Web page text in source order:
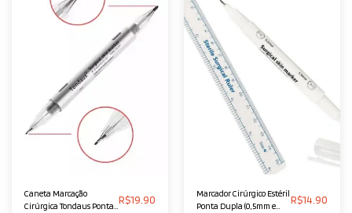
Caneta Marcação
Cirúrgica Tondaus Ponta R$19.90
Marcador Cirúrgico Estéril
Ponta Dupla (0,5mm e
R$14.90